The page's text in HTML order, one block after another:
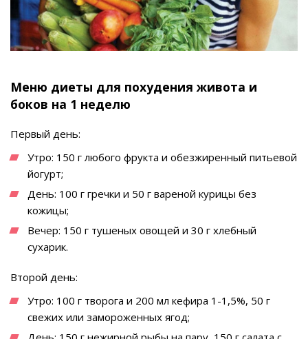
Меню диеты для похудения живота и
боков на 1 неделю
Первый день:
Утро: 150 г любого фрукта и обезжиренный питьевой
йогурт;
День: 100 г гречки и 50 г вареной курицы без
кожицы;
Вечер: 150 г тушеных овощей и 30 г хлебный
сухарик.
Второй день:
Утро: 100 г творога и 200 мл кефира 1-1,5%, 50 г
свежих или замороженных ягод;